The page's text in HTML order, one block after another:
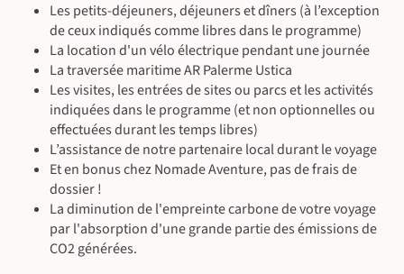
©
Les petits-déjeuners, déjeuners et dîners (à l’exception
de ceux indiqués comme libres dans le programme)
La location d'un vélo électrique pendant une journée
La traversée maritime AR Palerme Ustica
Les visites, les entrées de sites ou parcs et les activités
indiquées dans le programme (et non optionnelles ou
effectuées durant les temps libres)
L’assistance de notre partenaire local durant le voyage
Et en bonus chez Nomade Aventure, pas de frais de
dossier !
La diminution de l'empreinte carbone de votre voyage
par l'absorption d'une grande partie des émissions de
CO2 générées.